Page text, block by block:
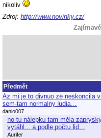
nikoliv
Zdroj: http://www.novinky.cz/
Předmět
Az mi je to divnuo ze neskoncila
sem-tam normalny ludia…
danio007
no tu nálepku tam měla
vytáhl... a podle počtu lid…
Aurifer